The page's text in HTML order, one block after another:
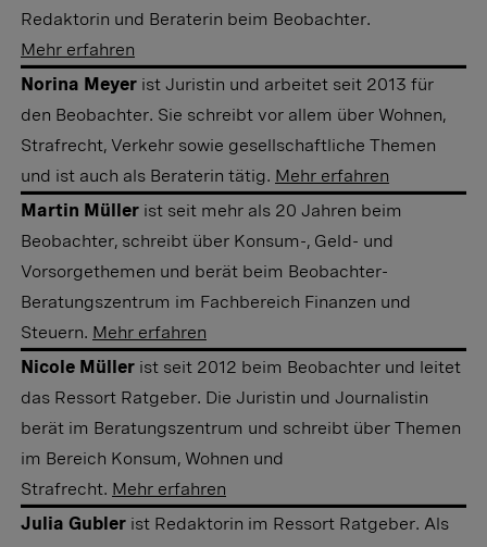
Redaktorin und Beraterin beim Beobachter.
Mehr erfahren
Norina Meyer ist Juristin und arbeitet seit 2013 für
den Beobachter. Sie schreibt vor allem über Wohnen,
Strafrecht, Verkehr sowie gesellschaftliche Themen
und ist auch als Beraterin tätig. Mehr erfahren
Martin Müller ist seit mehr als 20 Jahren beim
Beobachter, schreibt über Konsum-, Geld- und
Vorsorgethemen und berät beim Beobachter-
Beratungszentrum im Fachbereich Finanzen und
Steuern. Mehr erfahren
Nicole Müller ist seit 2012 beim Beobachter und leitet
das Ressort Ratgeber. Die Juristin und Journalistin
berät im Beratungszentrum und schreibt über Themen
im Bereich Konsum, Wohnen und
Strafrecht. Mehr erfahren
Julia Gubler ist Redaktorin im Ressort Ratgeber. Als